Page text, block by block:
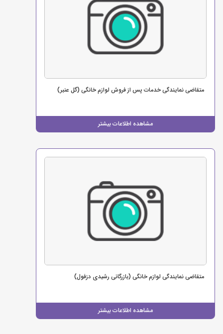
مشاهده اطلاعات بیشتر
متقاضی نمایندگی خدمات پس از فروش لوازم خانگی (گل عنبر)
مشاهده اطلاعات بیشتر
متقاضی نمایندگی لوازم خانگی (بازرگانی رشیدی دزفول)